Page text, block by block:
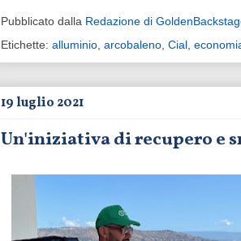
Pubblicato dalla Redazione di
Etichette: alluminio, arcobaleno, Cial,
19 luglio 2021
Un'iniziativa di recupero e